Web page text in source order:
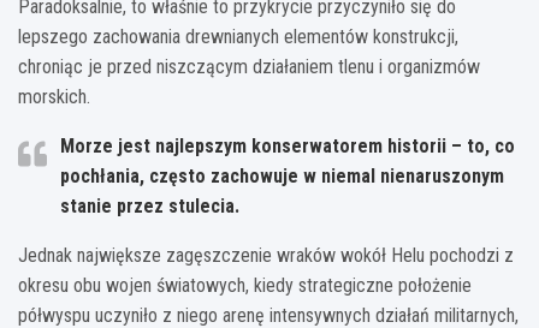
Paradoksalnie, to właśnie to przykrycie przyczyniło się do
lepszego zachowania drewnianych elementów konstrukcji,
chroniąc je przed niszczącym działaniem tlenu i organizmów
morskich.
Morze jest najlepszym konserwatorem historii – to, co
pochłania, często zachowuje w niemal nienaruszonym
stanie przez stulecia.
Jednak największe zagęszczenie wraków wokół Helu pochodzi z
okresu obu wojen światowych, kiedy strategiczne położenie
półwyspu uczyniło z niego arenę intensywnych działań militarnych,